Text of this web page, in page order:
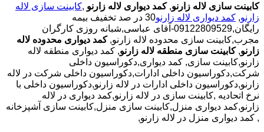
کابینت سازی لاله زارنو,کمد دیواری لاله زارنو ,کابینت سازی لاله
زارنو, کمد دیواری لاله زارنو
30 در صد تخفیف بیمه
رایگان,09122809529-آقای عباسی,شبانه روزی کارگران
مجرب,کابینت سازی محدوده لاله زارنو,کمد دیواری محدوده لاله
زارنو, کابینت سازی منطقه لاله زارنو, کمد دیواری منطقه لاله
زارنو,کابینت سازی, کمد دیواری,دکوراسیون داخلی
شرکت,دکوراسیون داخلی ادارات,دکوراسیون داخلی شرکت در لاله
زارنو,دکوراسیون داخلی ادارات در لاله زارنو,دکوراسیون داخلی با
نرخ اتحادیه ,کابینت سازی در لاله زارنو,کمد دیواری در لاله
زارنو,کمد دیواری منزل,کابینت سازی منزل,کابینت سازی آشپزخانه
, کمد دیواری منزل در لاله زارنو,